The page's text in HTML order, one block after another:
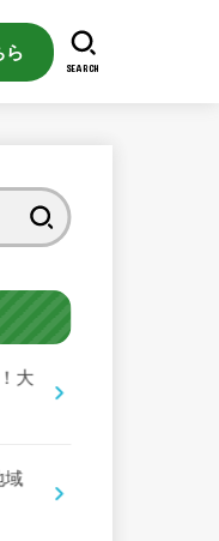
ら
SEARCH
大
域